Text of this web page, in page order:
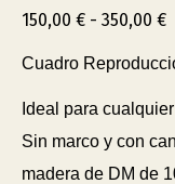
150,00 € - 350,00 €
Cuadro
Ideal para
Sin marco y con
madera de DM de